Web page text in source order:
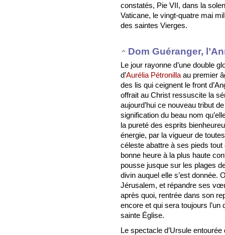
constatés, Pie VII, dans la
Vaticane, le vingt-quatre mai
des saintes Vierges.
Dom Guéranger,
Le jour rayonne d’une double
d’Aurélia Pétronilla au premier
des lis qui ceignent le front
offrait au Christ ressuscite la
aujourd’hui ce nouveau tribut
signification du beau nom
la pureté des esprits
énergie, par la vigueur de
céleste abattre à ses pieds
bonne heure à la plus haute
pousse jusque sur les plages
divin auquel elle s’est donnée.
Jérusalem, et répandre ses
après quoi, rentrée dans son
encore et qui sera toujours
sainte Église.
Le spectacle d’Ursule